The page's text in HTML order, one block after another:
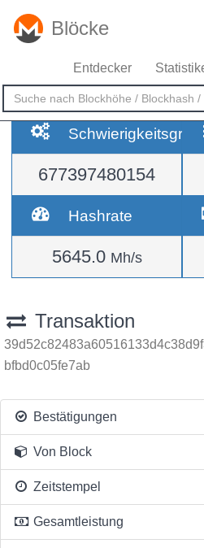
Blöcke
Entdecker
Schwierigkeitsgrad
677397480154
Hashrate
5645.0 Mh/s
Transaktion
bfbd0c05fe7ab
Bestätigungen
Von Block
Zeitstempel
Gesamtleistung